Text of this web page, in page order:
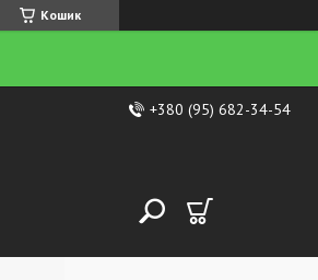
Кошик
+380 (95) 682-34-54